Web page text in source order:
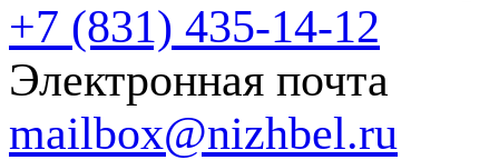
+7 (831) 435-14-12
Электронная почта
mailbox@nizhbel.ru